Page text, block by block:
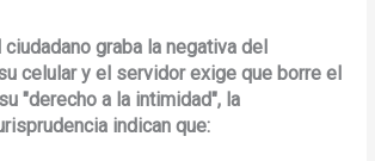
ciudadano graba la negativa del
celular y el servidor exige que borre el
"derecho a la intimidad", la
indican que: